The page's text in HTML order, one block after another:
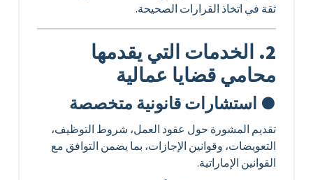
ثقة في اتخاذ القرارات الصحيحة.
2. الخدمات التي يقدمها
محامي قضايا عمالية
● استشارات قانونية متخصصة
تقديم المشورة حول عقود العمل، شروط التوظيف،
التعويضات، وقوانين الإجازات، بما يضمن التوافق مع
القوانين الإماراتية.